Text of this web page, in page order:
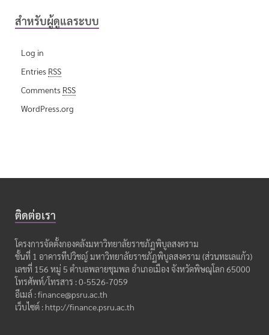
สำหรับผู้ดูแลระบบ
Log in
Entries RSS
Comments RSS
WordPress.org
ติดต่อเรา
โครงการจัดตั้งกองคลังมหาวิทยาลัยราชภัฏพิบูลสงคราม
ชั้นที่ 1 อาคารทีปวิชญ์ มหาวิทยาลัยราชภัฏพิบูลสงคราม (ส่วนทะเลแก้ว)
เลขที่ 156 หมู่ 5 ตำบลพลายชุมพล อำเภอเมือง จังหวัดพิษณุโลก 65000
โทรศัพท์/โทรสาร : 0-5526-7059
อีเมล์ : finance@psru.ac.th
เว็บไซต์ : http://finance.psru.ac.th